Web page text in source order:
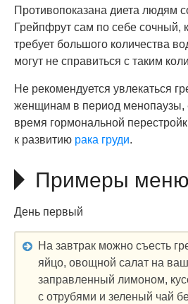
Противопоказана диета людям
Грейпфрут сам по себе сочный,
требует большого количества
могут не справиться с таким
Не рекомендуется увлекаться
женщинам в период менопаузы,
время гормональной
к развитию рака груди.
Примеры меню
День первый
На завтрак можно съесть
яйцо, овощной салат на ваш
заправленный лимоном,
с отрубями и зеленый чай